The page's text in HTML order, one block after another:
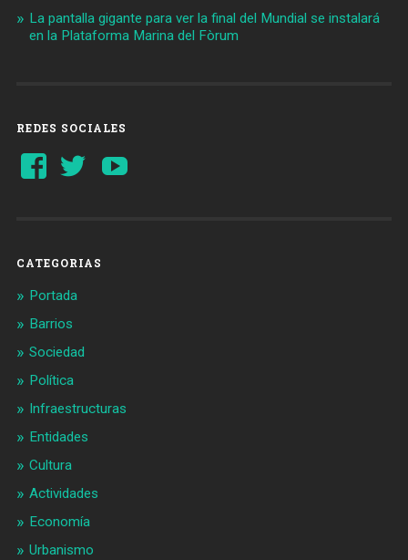
La pantalla gigante para ver la final del Mundial se instalará
en la Plataforma Marina del Fòrum
REDES SOCIALES
Ver
perfil
Ver
perfil
CATEGORIAS
Portada
Barrios
Sociedad
Política
Infraestructuras
Entidades
Cultura
Actividades
Economía
Urbanismo